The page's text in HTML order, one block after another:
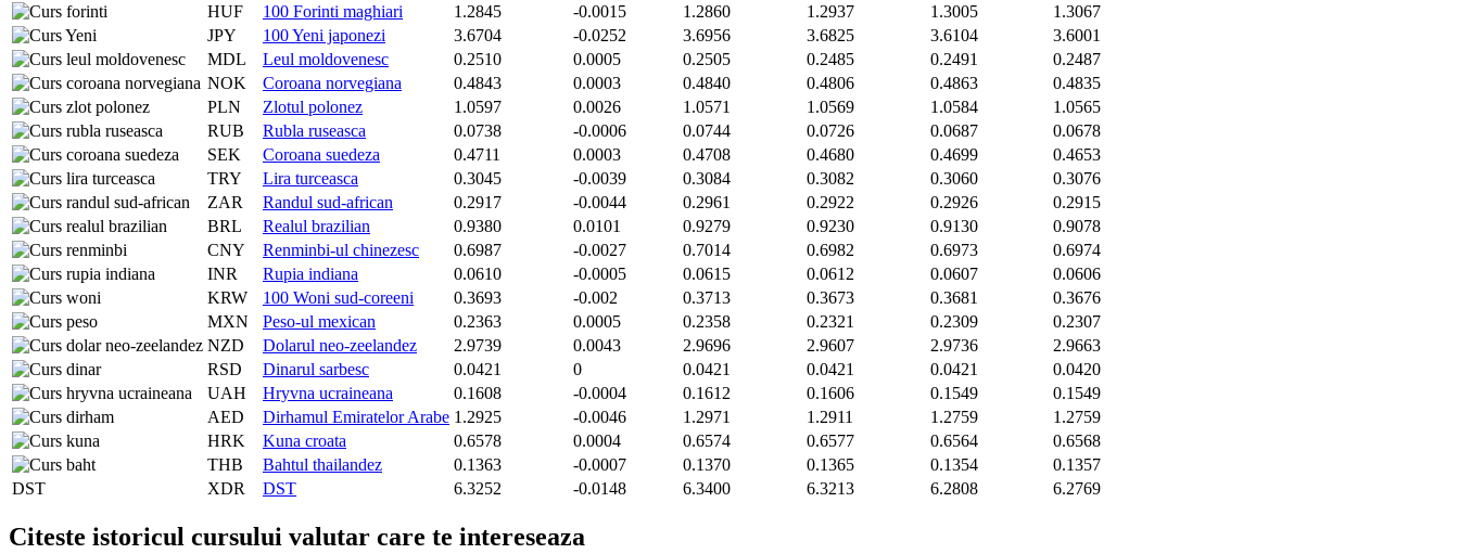
HUF
100 Forinti maghiari 1.2845 -0.0015 1.2860 1.2937 1.3005
1.3067
JPY
100 Yeni japonezi 3.6704 -0.0252 3.6956 3.6825 3.6104
3.6001
MDL
Leul moldovenesc 0.2510 0.0005 0.2505 0.2485 0.2491
0.2487
NOK
Coroana norvegiana 0.4843 0.0003 0.4840 0.4806 0.4863
0.4835
PLN
Zlotul polonez 1.0597 0.0026 1.0571 1.0569 1.0584
1.0565
RUB
Rubla ruseasca 0.0738 -0.0006 0.0744 0.0726 0.0687
0.0678
SEK
Coroana suedeza 0.4711 0.0003 0.4708 0.4680 0.4699
0.4653
TRY
Lira turceasca 0.3045 -0.0039 0.3084 0.3082 0.3060
0.3076
ZAR
Randul sud-african 0.2917 -0.0044 0.2961 0.2922 0.2926
0.2915
BRL
Realul brazilian 0.9380 0.0101 0.9279 0.9230 0.9130
0.9078
CNY
Renminbi-ul chinezesc 0.6987 -0.0027 0.7014 0.6982 0.6973
0.6974
INR
Rupia indiana 0.0610 -0.0005 0.0615 0.0612 0.0607
0.0606
KRW
100 Woni sud-coreeni 0.3693 -0.002 0.3713 0.3673 0.3681
0.3676
MXN
Peso-ul mexican 0.2363 0.0005 0.2358 0.2321 0.2309
0.2307
NZD
Dolarul neo-zeelandez 2.9739 0.0043 2.9696 2.9607 2.9736
2.9663
RSD
Dinarul sarbesc 0.0421 0 0.0421 0.0421 0.0421
0.0420
UAH
Hryvna ucraineana 0.1608 -0.0004 0.1612 0.1606 0.1549
0.1549
AED
Dirhamul Emiratelor Arabe 1.2925 -0.0046 1.2971 1.2911 1.2759
1.2759
HRK
Kuna croata 0.6578 0.0004 0.6574 0.6577 0.6564
0.6568
THB
Bahtul thailandez 0.1363 -0.0007 0.1370 0.1365 0.1354
0.1357
DST
XDR DST 6.3252 -0.0148 6.3400 6.3213 6.2808 6.2769
Citeste istoricul cursului valutar care te intereseaza